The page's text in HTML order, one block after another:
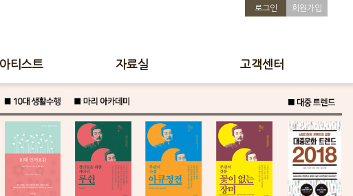
로그인 회원가입
티스트 자료실 고객센터